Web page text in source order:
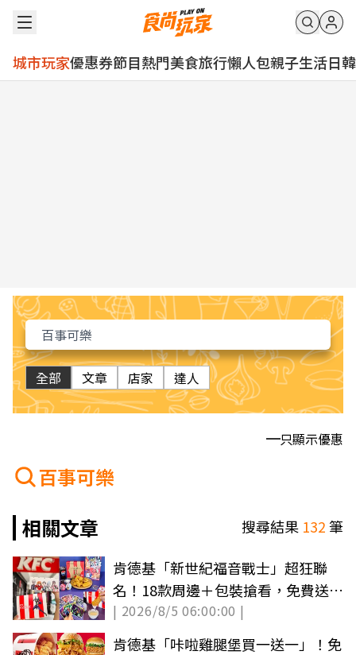
城市玩家優惠券節目熱門美食旅行懶人包親子生活日韓
全部 文章 店家 達人
只顯示優惠
百事可樂
相關文章
搜尋結果 132筆
肯德基「新世紀福音戰士」超狂聯
名！18款周邊＋包裝搶看，免費送無
骨雞腿霸
| 2026/8/5 06:00:00 |
肯德基「咔啦雞腿堡買一送一」！免